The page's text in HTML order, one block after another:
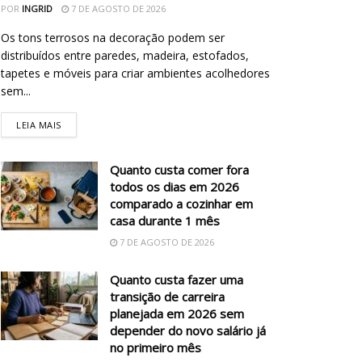
POR INGRID 7 DE AGOSTO DE 2026
Os tons terrosos na decoração podem ser
distribuídos entre paredes, madeira, estofados,
tapetes e móveis para criar ambientes acolhedores
sem...
LEIA MAIS
Quanto custa comer fora
todos os dias em 2026
comparado a cozinhar em
casa durante 1 mês
7 DE AGOSTO DE 2026
Quanto custa fazer uma
transição de carreira
planejada em 2026 sem
depender do novo salário já
no primeiro mês